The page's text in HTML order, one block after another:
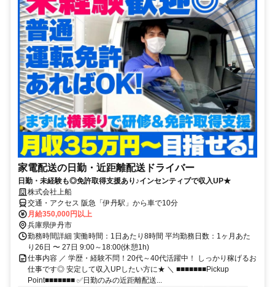
家電配送の日勤・近距離配送ドライバー
日勤・未経験も◎免許取得支援あり♪インセンティブで収入UP★
株式会社上船
交通・アクセス 阪急「伊丹駅」から車で10分
月給350,000円以上
兵庫県伊丹市
勤務時間詳細 実働時間：1日あたり8時間 平均勤務日数：1ヶ月あた
り26日 〜 27日 9:00～18:00(休憩1h)
仕事内容 ／ 学歴・経験不問！20代～40代活躍中！ しっかり稼げるお
仕事です◎ 安定して収入UPしたい方に★ ＼ ■■■■■■■Pickup
Point■■■■■■■ ✅日勤のみの近距離配送...